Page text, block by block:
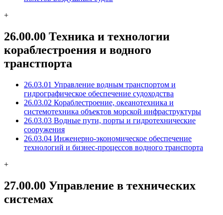
+
26.00.00 Техника и технологии
кораблестроения и водного
транстпорта
26.03.01 Управление водным транспортом и
гидрографическое обеспечение судоходства
26.03.02 Кораблестроение, океанотехника и
системотехника объектов морской инфраструктуры
26.03.03 Водные пути, порты и гидротехнические
сооружения
26.03.04 Инженерно-экономическое обеспечение
технологий и бизнес-процессов водного транспорта
+
27.00.00 Управление в технических
системах